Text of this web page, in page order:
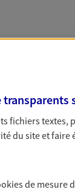
fichiers textes,
du site et faire
de mesure